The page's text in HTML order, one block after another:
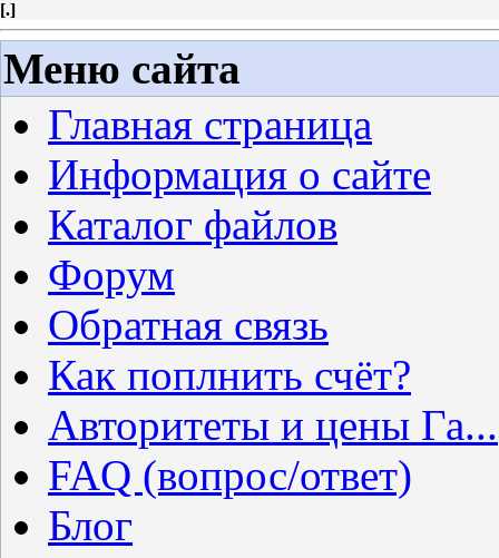
[.]
Меню сайта
Главная страница
Информация о сайте
Каталог файлов
Форум
Обратная связь
Как поплнить счёт?
Авторитеты и цены Га...
FAQ (вопрос/ответ)
Блог